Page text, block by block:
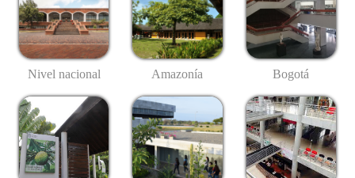
Nivel nacional Amazonía Bogotá